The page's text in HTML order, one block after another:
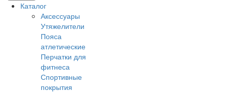
Каталог
Аксессуары
Утяжелители
Пояса
атлетические
Перчатки для
фитнеса
Спортивные
покрытия